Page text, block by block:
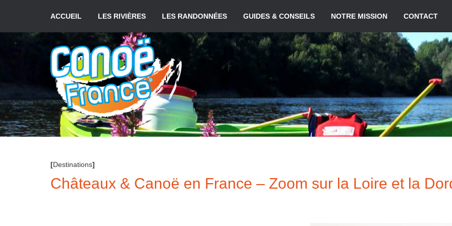
ACCUEIL LES RIVIÈRES LES RANDONNÉES GUIDES & CONSEILS NOTRE MISSION CONTACT
[Destinations]
Châteaux & Canoë en France – Zoom sur la Loire et la